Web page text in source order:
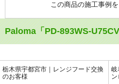
この商品の施工事例
Paloma「PD-893WS-
栃木県宇都宮市｜レンジフード交換
のお客様
岐